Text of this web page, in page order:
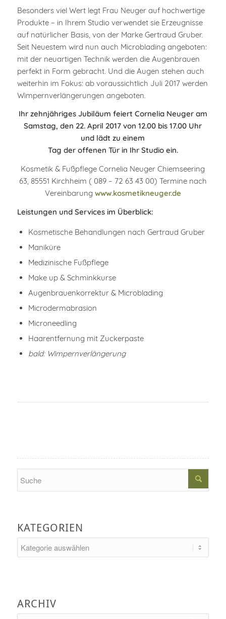
Besonders viel Wert legt Frau Neuger auf hochwertige
Produkte – in Ihrem Studio verwendet sie Erzeugnisse
auf natürlicher Basis, von der Marke Gertraud Gruber.
Seit Neuestem wird nun auch Microblading angeboten:
mit der neuartigen Technik werden die Augenbrauen
perfekt in Form gebracht. Und die Augen stehen auch
weiterhin im Fokus: ab voraussichtlich Juli 2017 werden
Wimpernverlängerungen angeboten.
Ihr zehnjähriges Jubiläum feiert Cornelia Neuger am
Samstag, den 22. April 2017 von 12.00 bis 17.00 Uhr
und lädt zu einem
Tag der offenen Tür in Ihr Studio ein.
Kosmetik & Fußpflege Cornelia Neuger Chiemseering
63, 85551 Kirchheim ( 089 – 72 63 43 00) Termine nach
Vereinbarung www.kosmetikneuger.de
Leistungen und Services im Überblick:
Kosmetische Behandlungen nach Gertraud Gruber
Maniküre
Medizinische Fußpflege
Make up & Schminkkurse
Augenbrauenkorrektur & Microblading
Microdermabrasion
Microneedling
Haarentfernung mit Zuckerpaste
bald: Wimpernverlängerung
KATEGORIEN
ARCHIV